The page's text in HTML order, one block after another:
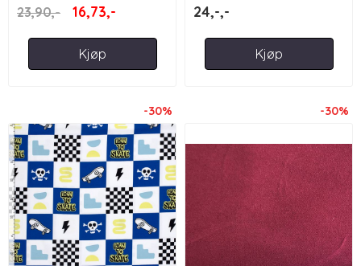
23,90,-
16,73,-
Kjøp
24,-,-
Kjøp
-30% -30%